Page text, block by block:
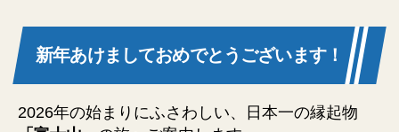
の
友
新年あけましておめでとうございます！
2026年の始まりにふさわしい、日本一の縁起物